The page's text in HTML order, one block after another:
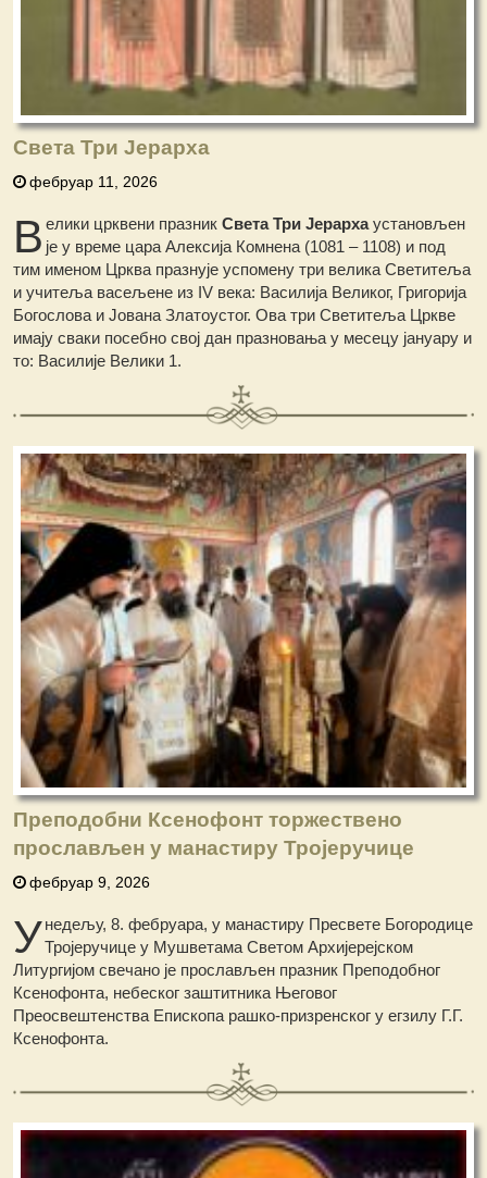
Света Три Јерарха
фебруар 11, 2026
В елики црквени празникСвета Три Јерархаустановљен
је у време цара Алексија Комнена (1081 – 1108) и под
тим именом Црква празнује успомену три велика Светитеља
и учитеља васељене из IV века: Василија Великог, Григорија
Богослова и Јована Златоустог. Ова три Светитеља Цркве
имају сваки посебно свој дан празновања у месецу јануару и
то: Василије Велики 1.
Преподобни Ксенофонт торжествено
прослављен у манастиру Тројеручице
фебруар 9, 2026
Унедељу, 8. фебруара, у манастиру Пресвете Богородице
Тројеручице у Мушветама Светом Архијерејском
Литургијом свечано је прослављен празник Преподобног
Ксенофонта, небеског заштитника Његовог
Преосвештенства Епископа рашко-призренског у егзилу Г.Г.
Ксенофонта.